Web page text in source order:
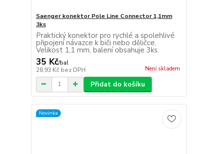
Saenger konektor Pole Line Connector 1,1mm
3ks
Praktický konektor pro rychlé a spolehlivé
připojení návazce k biči nebo děličce.
Velikost 1,1 mm, balení obsahuje 3ks.
35 Kč/bal
28,93 Kč bez DPH Není skladem
Přidat do košíku
Novinka